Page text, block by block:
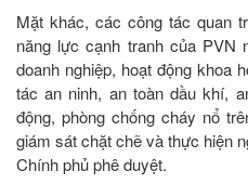
Mặt khác, các công tác quan
năng lực cạnh tranh của PVN
doanh nghiệp, hoạt động khoa
tác an ninh, an toàn dầu khí,
động, phòng chống cháy nổ
giám sát chặt chẽ và thực hiện
Chính phủ phê duyệt.